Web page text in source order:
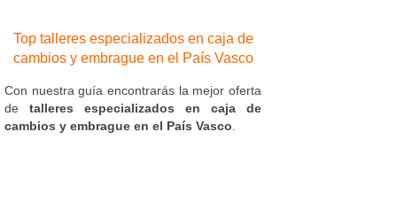
Top talleres especializados en caja de
cambios y embrague en el País Vasco
Con nuestra guía encontrarás la mejor oferta
de talleres especializados en caja de
cambios y embrague en el País Vasco